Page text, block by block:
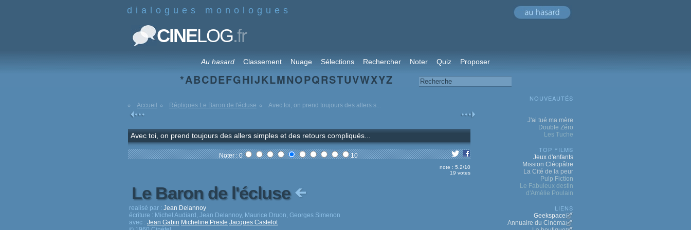
dialogues monologues
CINELOG.fr
Au hasard Classement Nuage Sélections Rechercher Noter Quiz Proposer
*ABCDEFGHIJKLMNOPQRSTUVWXYZ
Accueil Répliques Le Baron de l'écluse Avec toi, on prend toujours des allers s...
Avec toi, on prend toujours des allers simples et des retours compliqués...
Noter : 0 10
note : 5.2/10
19 votes
Le Baron de l'écluse
realisé par : Jean Delannoy
écriture : Michel Audiard, Jean Delannoy, Maurice Druon, Georges Simenon
avec : Jean Gabin Micheline Presle Jacques Castelot
NOUVEAUTÉS
J'ai tué ma mère
Double Zéro
Les Tuche
TOP FILMS
Jeux d'enfants
Mission Cléopâtre
La Cité de la peur
Pulp Fiction
Le Fabuleux destin
d'Amélie Poulain
LIENS
Geekspace
Annuaire du Cinéma